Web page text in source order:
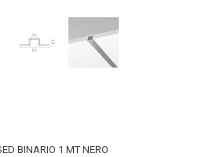
BINARIO 1 MT NERO